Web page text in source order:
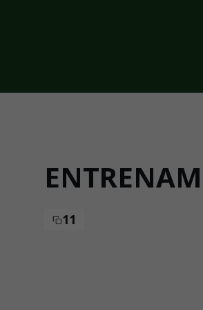
Skip to main content
11